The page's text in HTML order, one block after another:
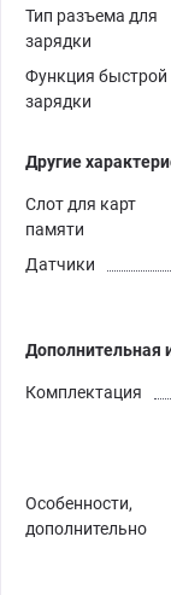
Тип разъема для
зарядки
Функция быстрой
зарядки
Другие
Слот для карт
памяти
Датчики
Дополнительная
Комплектация
Особенности,
дополнительно